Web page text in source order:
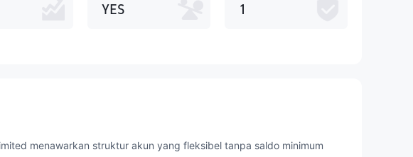
YES 1
menawarkan struktur akun yang fleksibel tanpa saldo minimum